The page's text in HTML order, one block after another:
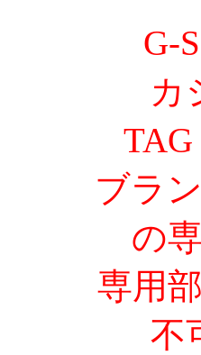
G-
カ
ブラ
の
専用
不